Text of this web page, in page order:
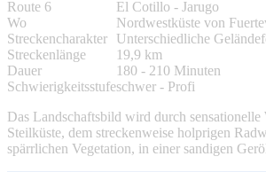
Route 6
El Cotillo - Jarugo
Wo
Nordwestküste von
Streckencharakter
Unterschiedliche
Streckenlänge
19,9 km
Dauer
180 - 210 Minuten
Schwierigkeitsstufeschwer - Profi
Das Landschaftsbild wird durch
Steilküste, dem streckenweise holprigen
spärrlichen Vegetation, in einer sandigen